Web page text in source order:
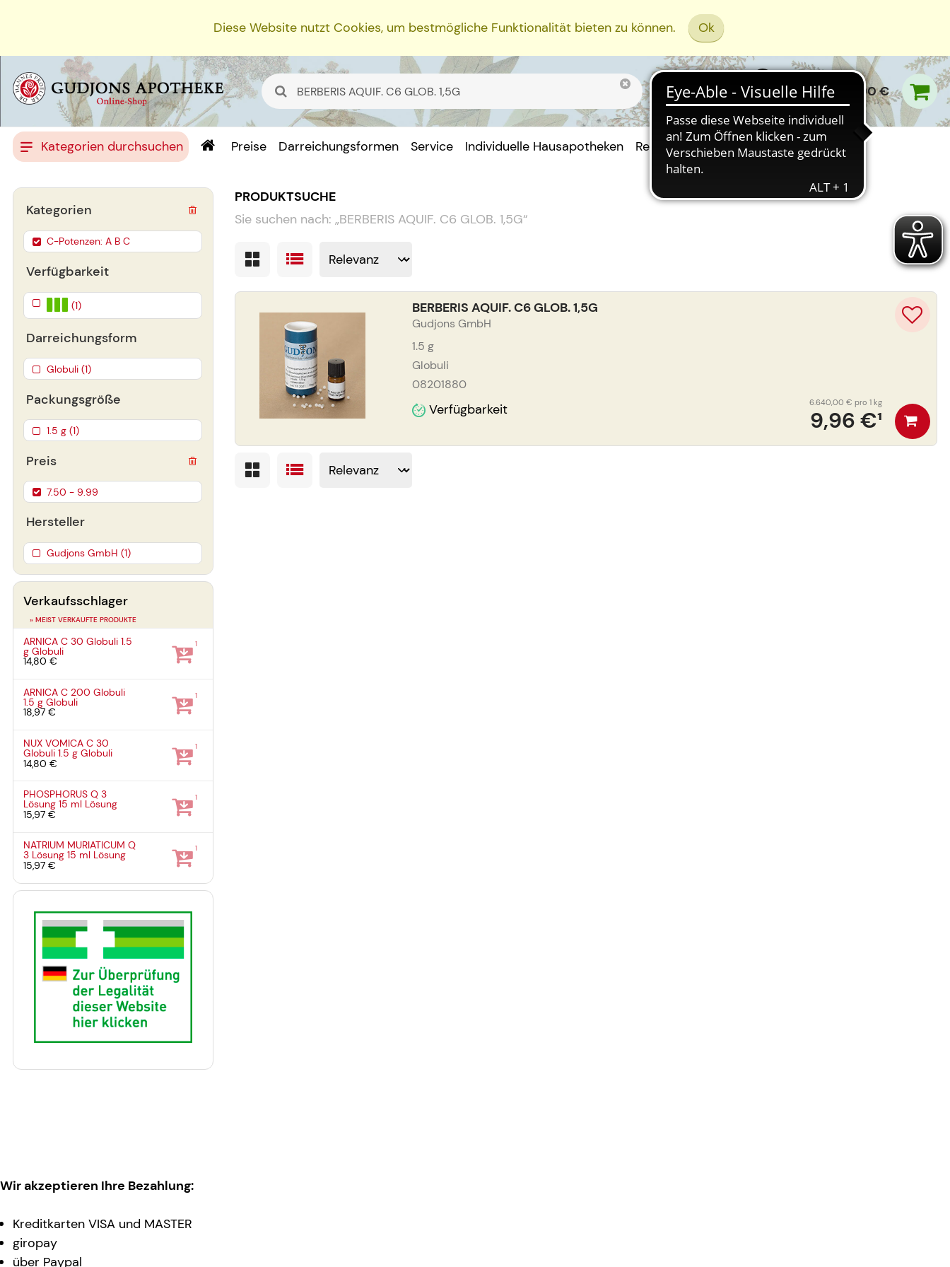
Diese Website nutzt Cookies, um bestmögliche Funktionalität bieten zu können. Ok
0,00 €
Kategorien durchsuchen Preise Darreichungsformen Service Individuelle Hausapotheken Rezept Einreichen
PRODUKTSUCHE
Sie suchen nach: „BERBERIS AQUIF. C6 GLOB. 1,5G“
BERBERIS AQUIF. C6 GLOB. 1,5G
Gudjons GmbH
1.5 g
Globuli
08201880
Verfügbarkeit 9,96 €¹
6.640,00 € pro 1 kg
Verfügbarkeit
(1)
Darreichungsform
Globuli (1)
Packungsgröße
1.5 g (1)
Preis
7.50 - 9.99
Hersteller
Gudjons GmbH (1)
Kategorien
C-Potenzen: A B C
Verkaufsschlager
» MEIST VERKAUFTE PRODUKTE
ARNICA C 30 Globuli1.5
gGlobuli
14,80 €
1
ARNICA C 200 Globuli
1.5 gGlobuli
18,97 €
1
NUX VOMICA C 30
Globuli1.5 gGlobuli
14,80 €
1
PHOSPHORUS Q 3
Lösung15 ml Lösung
15,97 €
1
NATRIUM MURIATICUM Q
3 Lösung15 ml Lösung
15,97 €
1
Wir akzeptieren Ihre Bezahlung:
Kreditkarten VISA und MASTER
giropay
über Paypal